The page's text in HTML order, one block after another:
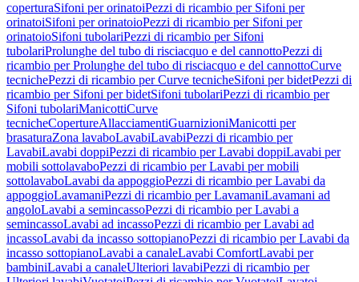
coperturaSifoni per orinatoiPezzi di ricambio per Sifoni per
orinatoiSifoni per orinatoioPezzi di ricambio per Sifoni per
orinatoioSifoni tubolariPezzi di ricambio per Sifoni
tubolariProlunghe del tubo di risciacquo e del cannottoPezzi di
ricambio per Prolunghe del tubo di risciacquo e del cannottoCurve
tecnichePezzi di ricambio per Curve tecnicheSifoni per bidetPezzi di
ricambio per Sifoni per bidetSifoni tubolariPezzi di ricambio per
Sifoni tubolariManicottiCurve
tecnicheCopertureAllacciamentiGuarnizioniManicotti per
brasaturaZona lavaboLavabiLavabiPezzi di ricambio per
LavabiLavabi doppiPezzi di ricambio per Lavabi doppiLavabi per
mobili sottolavaboPezzi di ricambio per Lavabi per mobili
sottolavaboLavabi da appoggioPezzi di ricambio per Lavabi da
appoggioLavamaniPezzi di ricambio per LavamaniLavamani ad
angoloLavabi a semincassoPezzi di ricambio per Lavabi a
semincassoLavabi ad incassoPezzi di ricambio per Lavabi ad
incassoLavabi da incasso sottopianoPezzi di ricambio per Lavabi da
incasso sottopianoLavabi a canaleLavabi ComfortLavabi per
bambiniLavabi a canaleUlteriori lavabiPezzi di ricambio per